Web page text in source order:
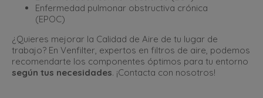
Enfermedad pulmonar obstructiva crónica
(EPOC)
¿Quieres mejorar la Calidad de Aire de tu lugar de
trabajo? En Venfilter, expertos en filtros de aire, podemos
recomendarte los componentes óptimos para tu entorno
según tus necesidades. ¡Contacta con nosotros!